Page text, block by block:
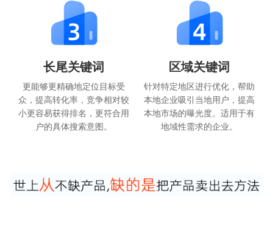
长尾关键词
更能够更精确地定位目标受
众，提高转化率，竞争相对较
小更容易获得排名，更符合用
户的具体搜索意图。
区域关键词
针对特定地区进行优化，帮助
本地企业吸引当地用户，提高
本地市场的曝光度。适用于有
地域性需求的企业。